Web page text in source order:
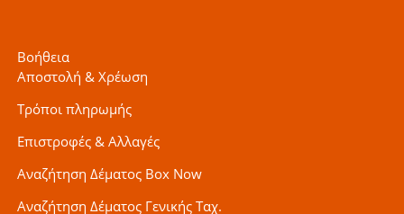
Βοήθεια
Αποστολή & Χρέωση
Τρόποι πληρωμής
Επιστροφές & Αλλαγές
Αναζήτηση Δέματος Box Now
Αναζήτηση Δέματος Γενικής Ταχ.